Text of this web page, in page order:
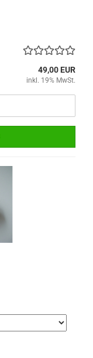
49,00 EUR
inkl. 19% MwSt.